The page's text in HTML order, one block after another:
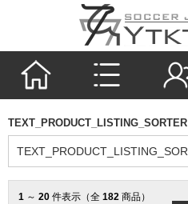
TEXT_PRODUCT_LISTING_SORTER
1 ～ 20 件表示（全 182 商品）